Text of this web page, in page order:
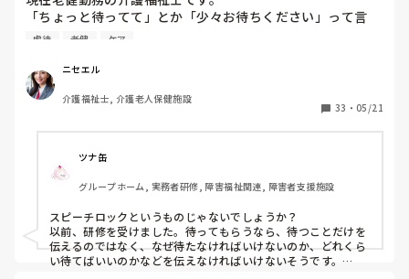
「ちょっと待ってて」とか「少々お待ちください」って言
葉、よく使いませんか？私の施設ではこの言葉は「利用者本
つまり虐待と同じ枠組みです。
そんなに悪い言葉ですか？むしろ必要な言葉だと思うのです
がいかがでしょう？
虐待 老健 ケア
ニセエル
介護福祉士, 介護老人保健施設
33 ・ 05/21
ツナ缶
グループホーム, 実務者研修, 障害福祉関連, 障害者支援施設
スピーチロックというものじゃないでしょうか？
以前、研修を受けました。待ってもらうなら、待つことだけを
伝えるのではなく、なぜ待たなければいけないのか、どれくら
い待てばいいのかなどを伝えなければいけないそうです。